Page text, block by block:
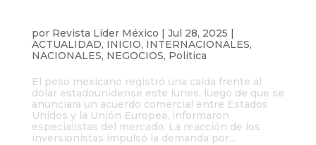
por Revista Líder México | Jul 28, 2025 |
ACTUALIDAD, INICIO, INTERNACIONALES,
NACIONALES, NEGOCIOS, Politica
El peso mexicano registró una caída frente al
dólar estadounidense este lunes, luego de que se
anunciara un acuerdo comercial entre Estados
Unidos y la Unión Europea, informaron
especialistas del mercado. La reacción de los
inversionistas impulsó la demanda por...